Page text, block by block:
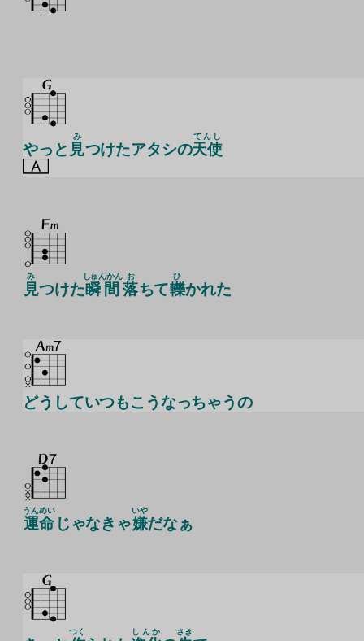
やっと 見
み
つけたアタシの天使
てんし
見
み
つけた瞬間
しゅんかん
落
お
ちて轢
ひ
かれた
どうしていつもこうなっちゃうの
運命
うんめい
じゃなきゃ嫌
いや
だなぁ
つく しんか さき